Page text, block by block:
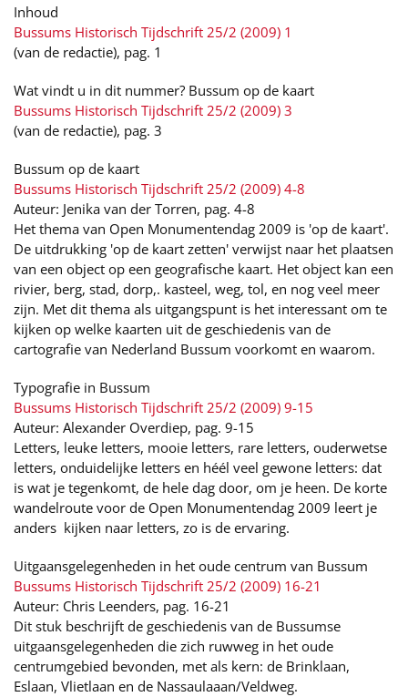
Inhoud
Bussums Historisch Tijdschrift 25/2 (2009) 1
(van de redactie), pag. 1
Wat vindt u in dit nummer? Bussum op de kaart
Bussums Historisch Tijdschrift 25/2 (2009) 3
(van de redactie), pag. 3
Bussum op de kaart
Bussums Historisch Tijdschrift 25/2 (2009) 4-8
Auteur: Jenika van der Torren, pag. 4-8
Het thema van Open Monumentendag 2009 is 'op de kaart'.
De uitdrukking 'op de kaart zetten' verwijst naar het plaatsen
van een object op een geografische kaart. Het object kan een
rivier, berg, stad, dorp,. kasteel, weg, tol, en nog veel meer
zijn. Met dit thema als uitgangspunt is het interessant om te
kijken op welke kaarten uit de geschiedenis van de
cartografie van Nederland Bussum voorkomt en waarom.
Typografie in Bussum
Bussums Historisch Tijdschrift 25/2 (2009) 9-15
Auteur: Alexander Overdiep, pag. 9-15
Letters, leuke letters, mooie letters, rare letters, ouderwetse
letters, onduidelijke letters en héél veel gewone letters: dat
is wat je tegenkomt, de hele dag door, om je heen. De korte
wandelroute voor de Open Monumentendag 2009 leert je
anders kijken naar letters, zo is de ervaring.
Uitgaansgelegenheden in het oude centrum van Bussum
Bussums Historisch Tijdschrift 25/2 (2009) 16-21
Auteur: Chris Leenders, pag. 16-21
Dit stuk beschrijft de geschiedenis van de Bussumse
uitgaansgelegenheden die zich ruwweg in het oude
centrumgebied bevonden, met als kern: de Brinklaan,
Eslaan, Vlietlaan en de Nassaulaaan/Veldweg.